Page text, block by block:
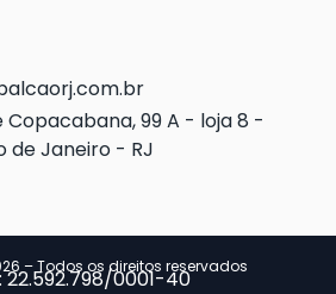
Copacabana, 99 A - loja 8 -
de Janeiro - RJ
– Todos os direitos reservados
22.592.798/0001-40